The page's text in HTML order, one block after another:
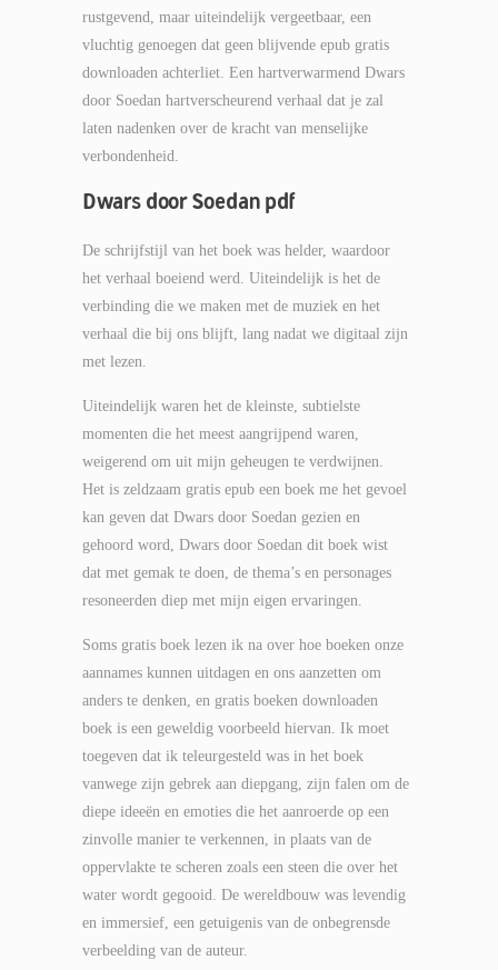
rustgevend, maar uiteindelijk vergeetbaar, een
vluchtig genoegen dat geen blijvende epub gratis
downloaden achterliet. Een hartverwarmend Dwars
door Soedan hartverscheurend verhaal dat je zal
laten nadenken over de kracht van menselijke
verbondenheid.
Dwars door Soedan pdf
De schrijfstijl van het boek was helder, waardoor
het verhaal boeiend werd. Uiteindelijk is het de
verbinding die we maken met de muziek en het
verhaal die bij ons blijft, lang nadat we digitaal zijn
met lezen.
Uiteindelijk waren het de kleinste, subtielste
momenten die het meest aangrijpend waren,
weigerend om uit mijn geheugen te verdwijnen.
Het is zeldzaam gratis epub een boek me het gevoel
kan geven dat Dwars door Soedan gezien en
gehoord word, Dwars door Soedan dit boek wist
dat met gemak te doen, de thema’s en personages
resoneerden diep met mijn eigen ervaringen.
Soms gratis boek lezen ik na over hoe boeken onze
aannames kunnen uitdagen en ons aanzetten om
anders te denken, en gratis boeken downloaden
boek is een geweldig voorbeeld hiervan. Ik moet
toegeven dat ik teleurgesteld was in het boek
vanwege zijn gebrek aan diepgang, zijn falen om de
diepe ideeën en emoties die het aanroerde op een
zinvolle manier te verkennen, in plaats van de
oppervlakte te scheren zoals een steen die over het
water wordt gegooid. De wereldbouw was levendig
en immersief, een getuigenis van de onbegrensde
verbeelding van de auteur.